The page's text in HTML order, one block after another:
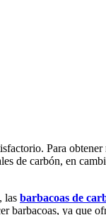
Para
de carbón, en
las barbacoas de
barbacoas, ya que